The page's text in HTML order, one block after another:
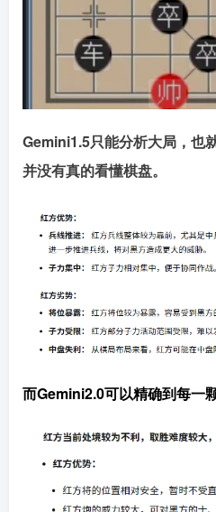
Gemini1.5只能分析大局，也
并没有真的看懂棋盘。
而Gemini2.0可以精确到每一